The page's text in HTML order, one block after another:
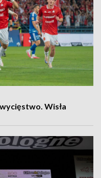
Wisła